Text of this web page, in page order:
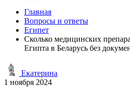
Главная
Вопросы и ответы
Египет
Сколько медицинских
Египта в Беларусь без
Екатерина
1 ноября 2024